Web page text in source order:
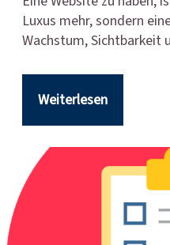
Luxus mehr, sondern
Wachstum,
Weiterlesen